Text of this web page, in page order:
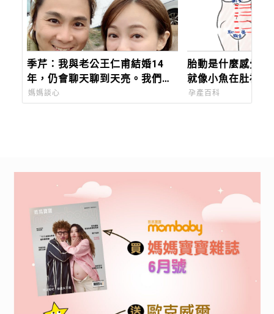
季芹：我與老公王仁甫結婚14
年，仍會聊天聊到天亮。我們是
夫妻，更是一輩子的「芹仁」。
媽媽談心
胎動是什麼感覺？
就像小魚在肚裡面
孕產百科